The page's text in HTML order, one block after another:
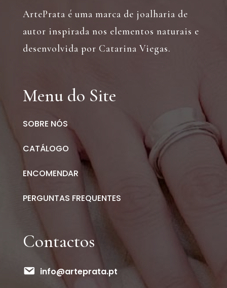
ArtePrata é uma marca de joalharia de
autor inspirada nos elementos naturais e
desenvolvida por Catarina Viegas.
Menu do Site
SOBRE NÓS
CATÁLOGO
ENCOMENDAR
PERGUNTAS FREQUENTES
Contactos
info@arteprata.pt